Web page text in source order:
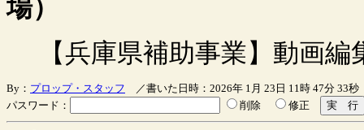
場）
【兵庫県補助事業】動画
By： プロップ・スタッフ ／書いた日時：2026年 1月 23日 11時 47分 33秒
パスワード：
削除 修正